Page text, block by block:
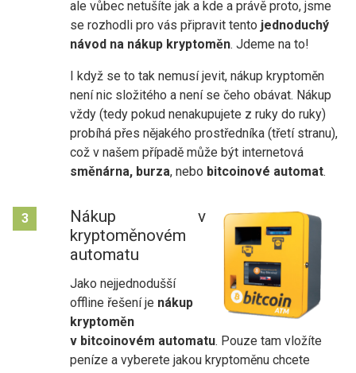
ale vůbec netušíte jak a kde a právě proto, jsme
se rozhodli pro vás připravit tento jednoduchý
návod na nákup kryptoměn. Jdeme na to!
I když se to tak nemusí jevit, nákup kryptoměn
není nic složitého a není se čeho obávat. Nákup
vždy (tedy pokud nenakupujete z ruky do ruky)
probíhá přes nějakého prostředníka (třetí stranu),
což v našem případě může být internetová
směnárna, burza, nebo bitcoinové automat.
3
Nákup v
kryptoměnovém
automatu
Jako nejjednodušší
offline řešení je nákup
kryptoměn
v bitcoinovém automatu. Pouze tam vložíte
peníze a vyberete jakou kryptoměnu chcete